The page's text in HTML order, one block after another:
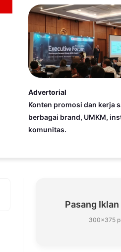
Advertorial
Konten promosi dan kerja
berbagai brand, UMKM,
komunitas.
Pasang
300×375